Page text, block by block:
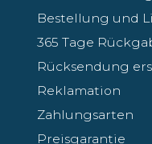
Bestellung und
365 Tage
Rücksendung
Reklamation
Zahlungsarten
Preisgarantie